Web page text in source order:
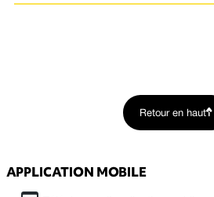
Retour en haut
APPLICATION MOBILE